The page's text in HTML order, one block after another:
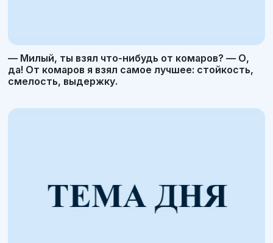
— Милый, ты взял что-нибудь от комаров? — О,
да! От комаров я взял самое лучшее: стойкость,
смелость, выдержку.